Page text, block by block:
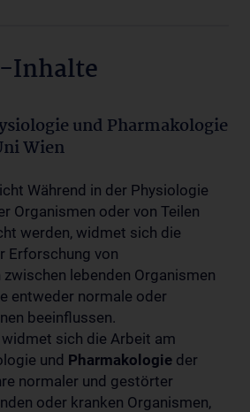
Inhalte
und Pharmakologie
Wien
Während in der Physiologie
Organismen oder von Teilen
werden, widmet sich die
Erforschung von
lebenden Organismen
entweder normale oder
beeinflussen.
sich die Arbeit am
und Pharmakologie der
normaler und gestörter
oder kranken Organismen,